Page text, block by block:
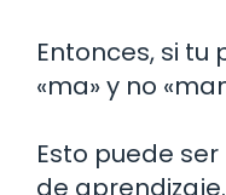
Entonces, si
«ma» y no
Esto puede
de aprendizaje.